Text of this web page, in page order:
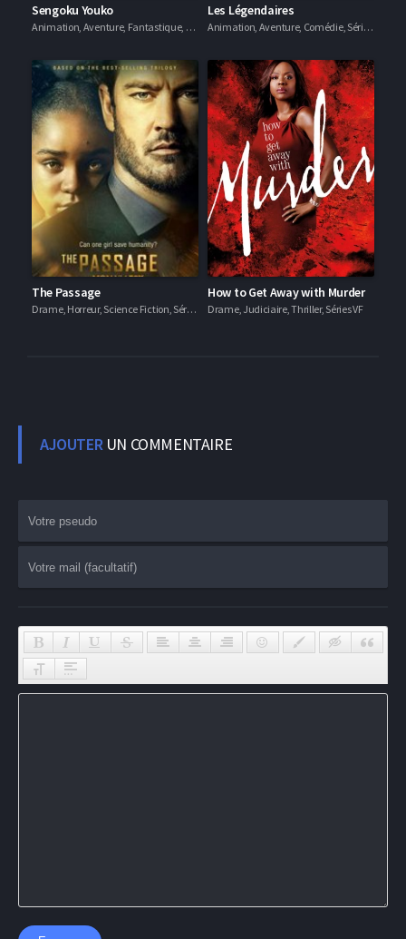
Sengoku Youko
Animation, Aventure, Fantastique, Séries VF
Les Légendaires
Animation, Aventure, Comédie, Séries VF
The Passage
Drame, Horreur, Science Fiction, Séries VF
How to Get Away with Murder
Drame, Judiciaire, Thriller, Séries VF
AJOUTERUN COMMENTAIRE